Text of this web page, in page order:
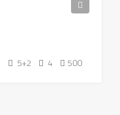
5+2 4 500